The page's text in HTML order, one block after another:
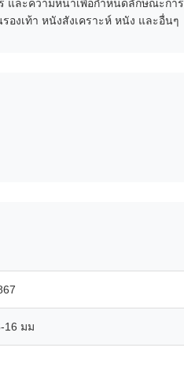
และความหนาเพื่อกำหนดลักษณะการ
องเท้า หนังสังเคราะห์ หนัง และอื่นๆ
16 มม